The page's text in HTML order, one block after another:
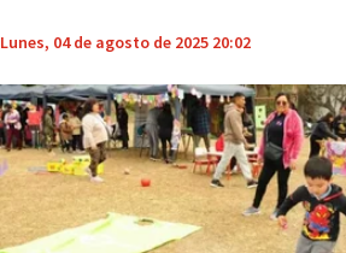
Lunes, 04 de agosto de 2025 20:02